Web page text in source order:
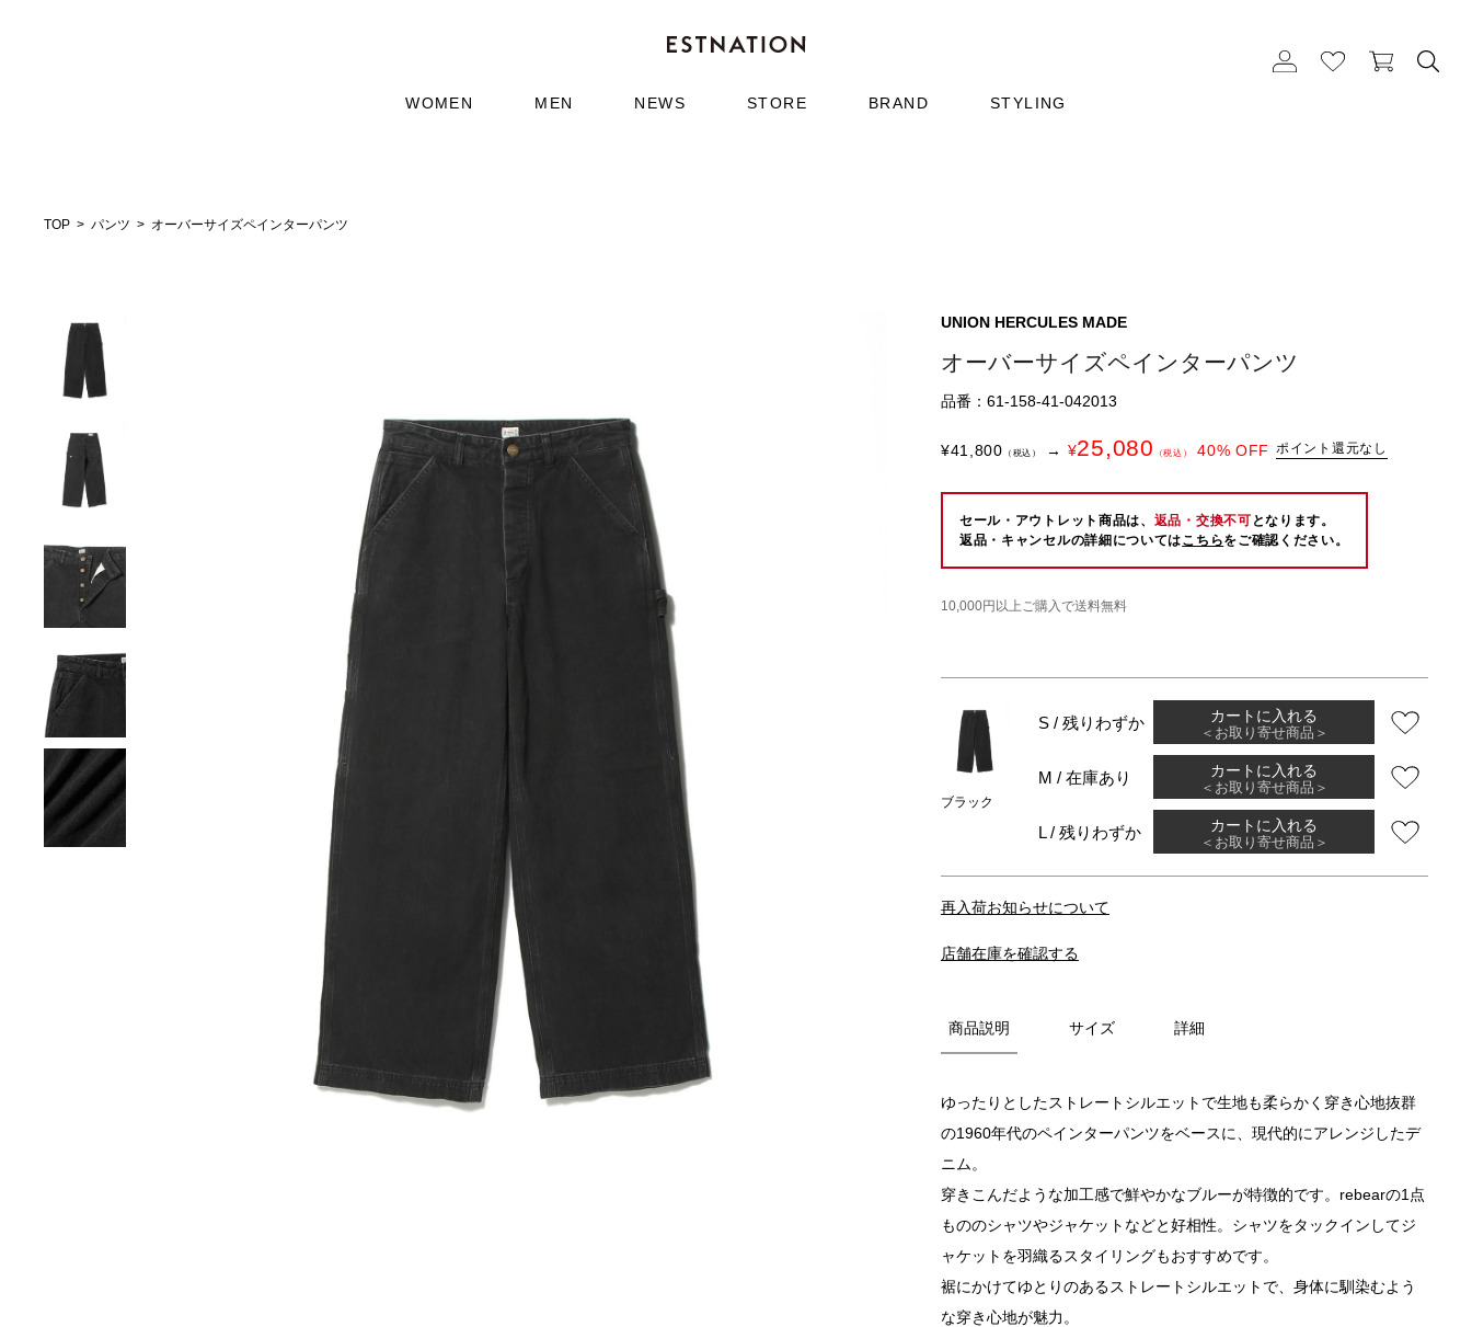
WOMEN MEN NEWS STORE BRAND STYLING
TOP パンツ オーバーサイズペインターパンツ
UNION HERCULES MADE
オーバーサイズペインターパンツ
品番：61-158-41-042013
¥41,800 （税込） → ¥25,080 （税込） 40% OFF ポイント還元なし
セール・アウトレット商品は、 返品・交換不可 となります。
返品・キャンセルの詳細についてはこちらをご確認ください。
10,000円以上ご購入で送料無料
ブラック
S / 残りわずか カートに入れる
＜お取り寄せ商品＞
M / 在庫あり カートに入れる
＜お取り寄せ商品＞
L / 残りわずか カートに入れる
＜お取り寄せ商品＞
再入荷お知らせについて
店舗在庫を確認する
商品説明 サイズ 詳細
ゆったりとしたストレートシルエットで生地も柔らかく穿き心地抜群
の1960年代のペインターパンツをベースに、現代的にアレンジしたデ
ニム。
穿きこんだような加工感で鮮やかなブルーが特徴的です。rebearの1点
もののシャツやジャケットなどと好相性。シャツをタックインしてジ
ャケットを羽織るスタイリングもおすすめです。
裾にかけてゆとりのあるストレートシルエットで、身体に馴染むよう
な穿き心地が魅力。